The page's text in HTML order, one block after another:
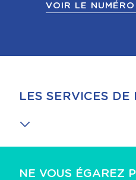
VOIR LE
LES SERVICES DE
NE VOUS ÉGAREZ